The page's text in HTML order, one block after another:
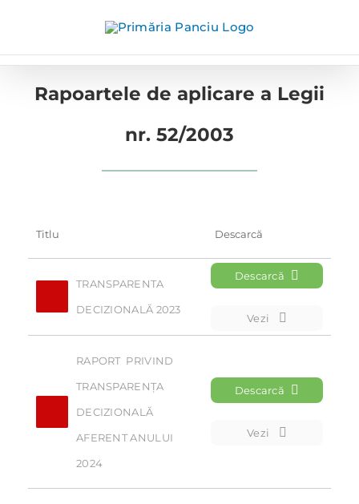
content
Rapoartele de aplicare a Legii
nr. 52/2003
Titlu Descarcă
TRANSPARENTA
DECIZIONALĂ 2023
Descarcă
Vezi
RAPORT  PRIVIND
TRANSPARENȚA
DECIZIONALĂ
AFERENT ANULUI
2024
Descarcă
Vezi